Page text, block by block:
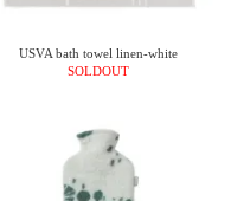
USVA bath towel linen-white
SOLDOUT